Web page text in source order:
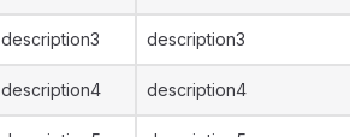
description3 description3
description4 description4